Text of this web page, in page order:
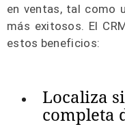
en ventas, tal como
más exitosos. El
estos beneficios:
Localiza
completa